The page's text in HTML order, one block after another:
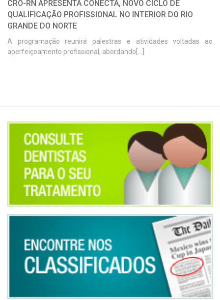
CRO-RN APRESENTA CONECTA, NOVO CICLO DE
QUALIFICAÇÃO PROFISSIONAL NO INTERIOR DO RIO
GRANDE DO NORTE
A programação reunirá palestras e atividades voltadas ao
aperfeiçoamento profissional, abordando[...]